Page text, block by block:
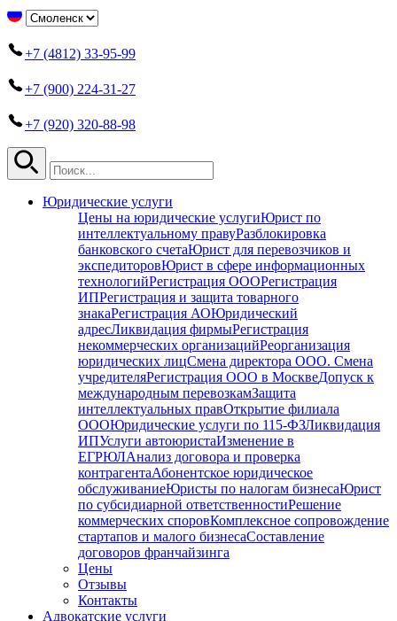
+7 (4812) 33-95-99
+7 (900) 224-31-27
+7 (920) 320-88-98
Юридические услуги
Цены на юридические услугиЮрист по
интеллектуальному правуРазблокировка
банковского счетаЮрист для перевозчиков и
экспедиторовЮрист в сфере информационных
технологийРегистрация ОООРегистрация
ИПРегистрация и защита товарного
знакаРегистрация АОЮридический
адресЛиквидация фирмыРегистрация
некоммерческих организацийРеорганизация
юридических лицСмена директора ООО. Смена
учредителяРегистрация ООО в МосквеДопуск к
международным перевозкамЗащита
интеллектуальных правОткрытие филиала
ОООЮридические услуги по 115-ФЗЛиквидация
ИПУслуги автоюристаИзменение в
ЕГРЮЛАнализ договора и проверка
контрагентаАбонентское юридическое
обслуживаниеЮристы по налогам бизнесаЮрист
по субсидиарной ответственностиРешение
коммерческих споровКомплексное сопровождение
стартапов и малого бизнесаСоставление
договоров франчайзинга
Цены
Отзывы
Контакты
Адвокатские услуги